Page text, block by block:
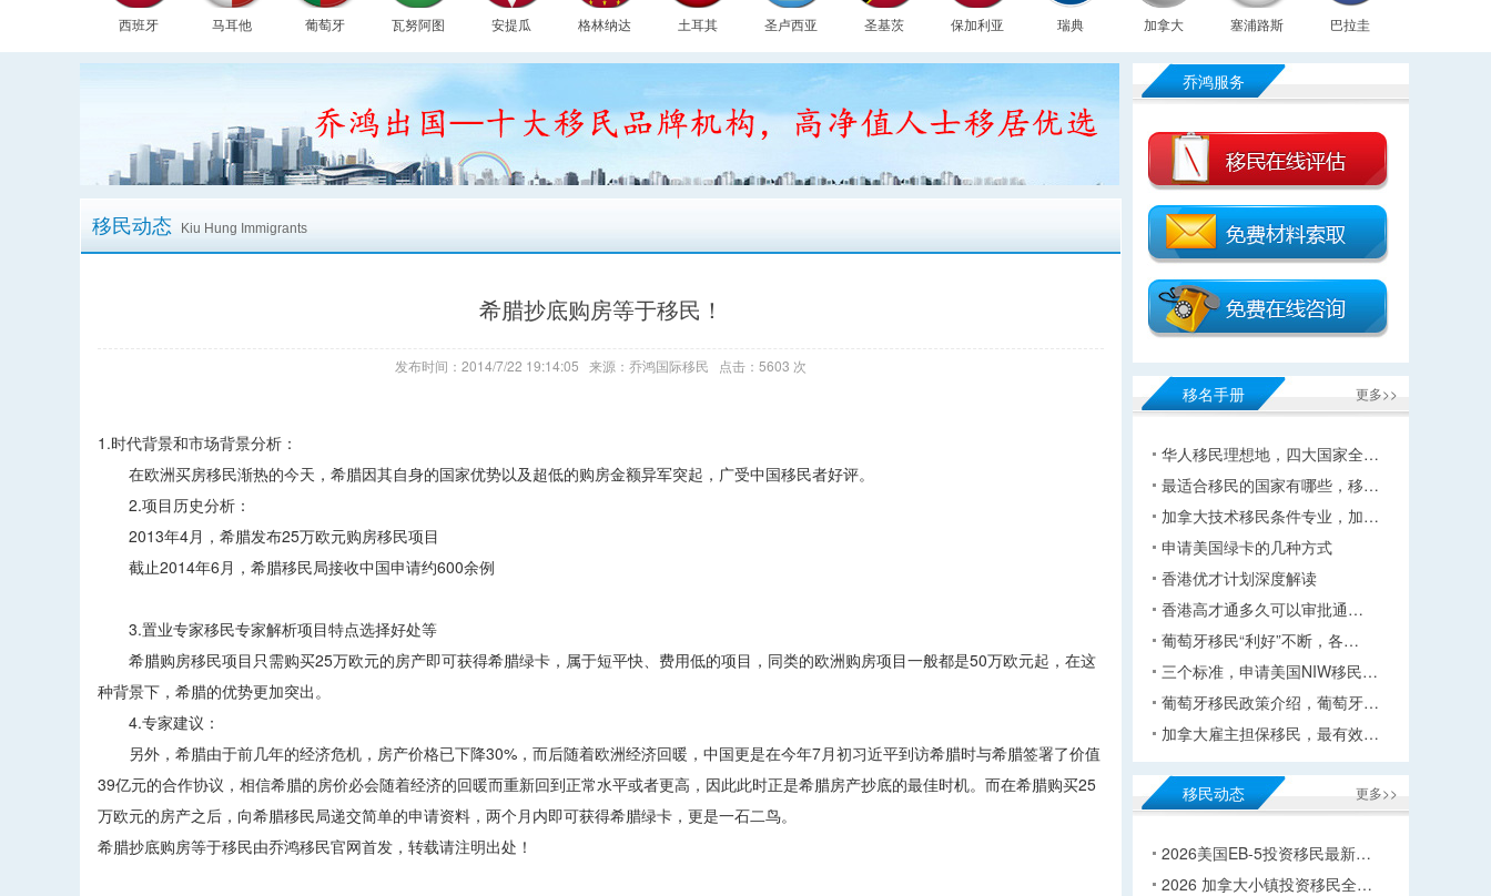
西班牙 马耳他 葡萄牙 瓦努阿图 安提瓜 格林纳达 土耳其 圣卢西亚 圣基茨 保加利亚 瑞典 加拿大 塞浦路斯 巴拉圭
移民动态 Kiu Hung Immigrants
希腊抄底购房等于移民！
发布时间：2014/7/22 19:14:05 来源：乔鸿国际移民 点击：5603 次
1.时代背景和市场背景分析：
在欧洲买房移民渐热的今天，希腊因其自身的国家优势以及超低的购房金额异军突起，广受中国移民者好评。
2.项目历史分析：
2013年4月，希腊发布25万欧元购房移民项目
截止2014年6月，希腊移民局接收中国申请约600余例
3.置业专家移民专家解析项目特点选择好处等
希腊购房移民项目只需购买25万欧元的房产即可获得希腊绿卡，属于短平快、费用低的项目，同类的欧洲购房项目一般都是50万欧元起，在这
种背景下，希腊的优势更加突出。
4.专家建议：
另外，希腊由于前几年的经济危机，房产价格已下降30%，而后随着欧洲经济回暖，中国更是在今年7月初习近平到访希腊时与希腊签署了价值
39亿元的合作协议，相信希腊的房价必会随着经济的回暖而重新回到正常水平或者更高，因此此时正是希腊房产抄底的最佳时机。而在希腊购买25
万欧元的房产之后，向希腊移民局递交简单的申请资料，两个月内即可获得希腊绿卡，更是一石二鸟。
希腊抄底购房等于移民由乔鸿移民官网首发，转载请注明出处！
乔鸿服务
更多>>
移名手册
华人移民理想地，四大国家全…
最适合移民的国家有哪些，移…
加拿大技术移民条件专业，加…
申请美国绿卡的几种方式
香港优才计划深度解读
香港高才通多久可以审批通…
葡萄牙移民“利好”不断，各…
三个标准，申请美国NIW移民…
葡萄牙移民政策介绍，葡萄牙…
加拿大雇主担保移民，最有效…
更多>>
移民动态
2026美国EB-5投资移民最新…
2026 加拿大小镇投资移民全…